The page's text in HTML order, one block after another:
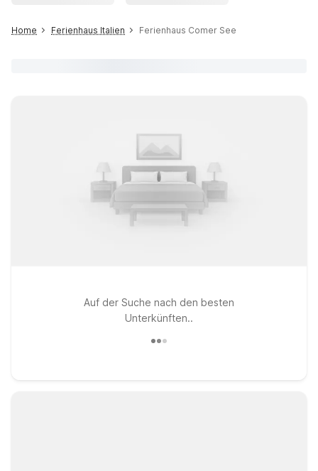
Home Ferienhaus Italien Ferienhaus Comer See
Auf der Suche nach den besten
Unterkünften..